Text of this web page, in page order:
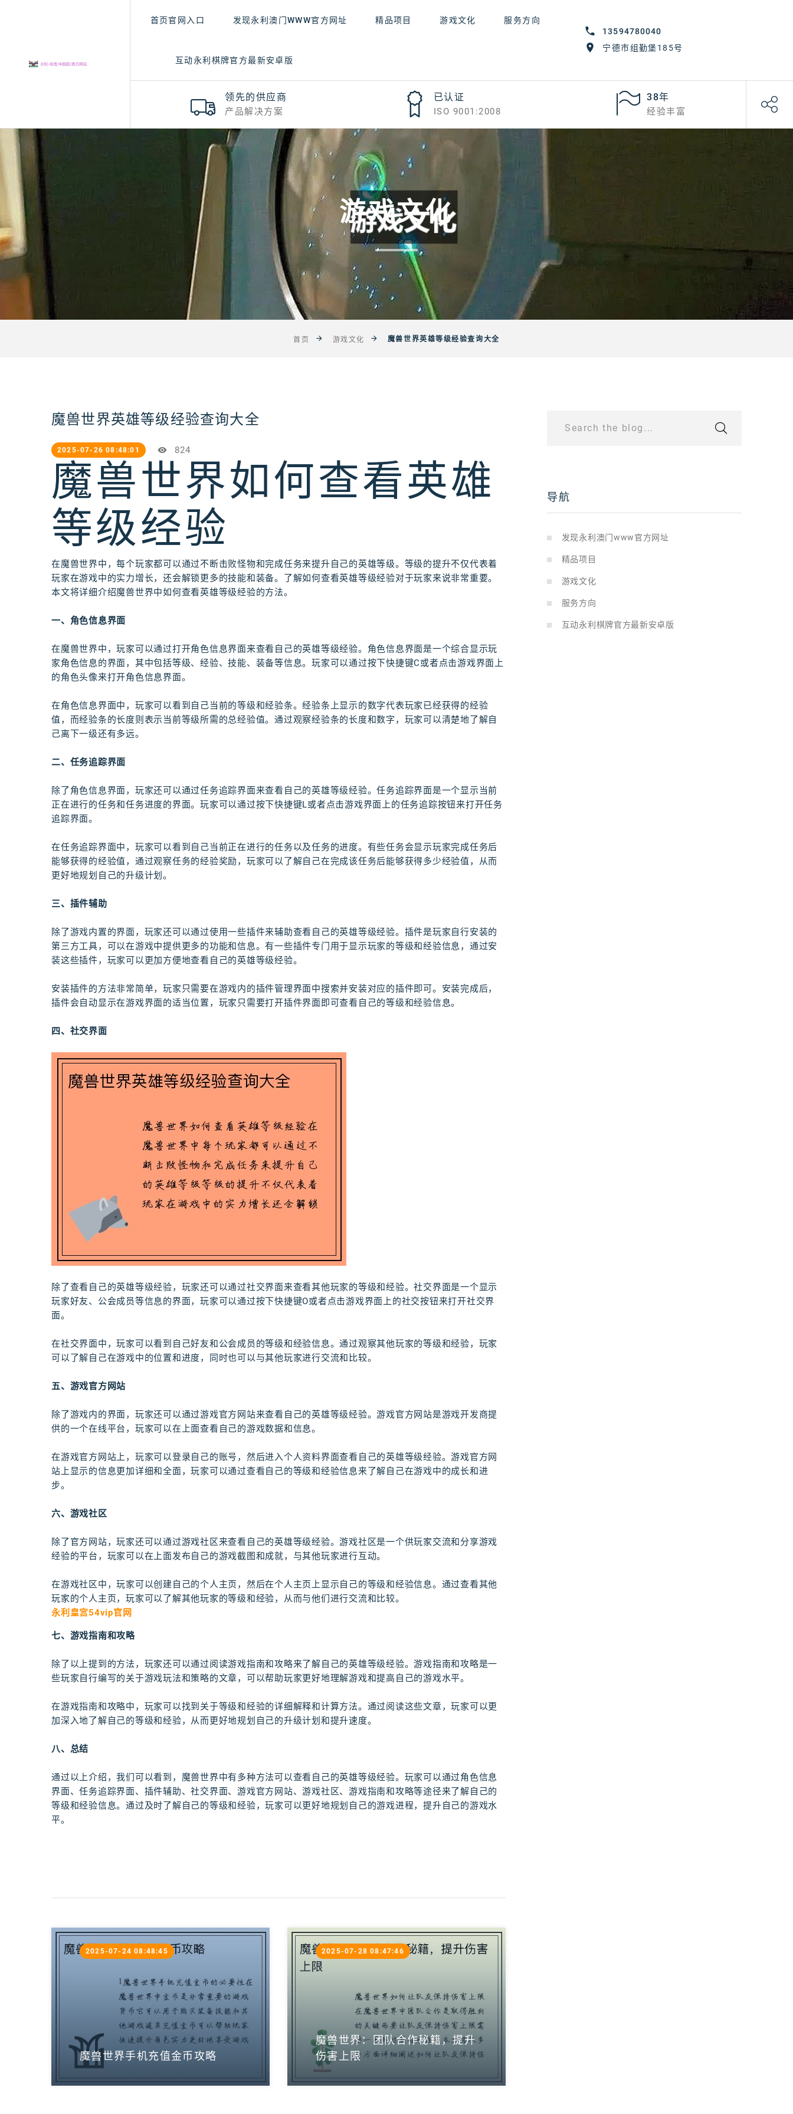
13594780040
宁德市组勤堡185号
首页官网入口 发现永利澳门WWW官方网址 精品项目 游戏文化 服务方向
互动永利棋牌官方最新安卓版
领先的供应商
产品解决方案
已认证
ISO 9001:2008
38年
经验丰富
游戏文化
首页 游戏文化 魔兽世界英雄等级经验查询大全
魔兽世界英雄等级经验查询大全
2025-07-26 08:48:01 824
魔兽世界如何查看英雄
等级经验
在魔兽世界中，每个玩家都可以通过不断击败怪物和完成任务来提升自己的英雄等级。等级的提升不仅代表着
玩家在游戏中的实力增长，还会解锁更多的技能和装备。了解如何查看英雄等级经验对于玩家来说非常重要。
本文将详细介绍魔兽世界中如何查看英雄等级经验的方法。
一、角色信息界面
在魔兽世界中，玩家可以通过打开角色信息界面来查看自己的英雄等级经验。角色信息界面是一个综合显示玩
家角色信息的界面，其中包括等级、经验、技能、装备等信息。玩家可以通过按下快捷键C或者点击游戏界面上
的角色头像来打开角色信息界面。
在角色信息界面中，玩家可以看到自己当前的等级和经验条。经验条上显示的数字代表玩家已经获得的经验
值，而经验条的长度则表示当前等级所需的总经验值。通过观察经验条的长度和数字，玩家可以清楚地了解自
己离下一级还有多远。
二、任务追踪界面
除了角色信息界面，玩家还可以通过任务追踪界面来查看自己的英雄等级经验。任务追踪界面是一个显示当前
正在进行的任务和任务进度的界面。玩家可以通过按下快捷键L或者点击游戏界面上的任务追踪按钮来打开任务
追踪界面。
在任务追踪界面中，玩家可以看到自己当前正在进行的任务以及任务的进度。有些任务会显示玩家完成任务后
能够获得的经验值，通过观察任务的经验奖励，玩家可以了解自己在完成该任务后能够获得多少经验值，从而
更好地规划自己的升级计划。
三、插件辅助
除了游戏内置的界面，玩家还可以通过使用一些插件来辅助查看自己的英雄等级经验。插件是玩家自行安装的
第三方工具，可以在游戏中提供更多的功能和信息。有一些插件专门用于显示玩家的等级和经验信息，通过安
装这些插件，玩家可以更加方便地查看自己的英雄等级经验。
安装插件的方法非常简单，玩家只需要在游戏内的插件管理界面中搜索并安装对应的插件即可。安装完成后，
插件会自动显示在游戏界面的适当位置，玩家只需要打开插件界面即可查看自己的等级和经验信息。
四、社交界面
除了查看自己的英雄等级经验，玩家还可以通过社交界面来查看其他玩家的等级和经验。社交界面是一个显示
玩家好友、公会成员等信息的界面，玩家可以通过按下快捷键O或者点击游戏界面上的社交按钮来打开社交界
面。
在社交界面中，玩家可以看到自己好友和公会成员的等级和经验信息。通过观察其他玩家的等级和经验，玩家
可以了解自己在游戏中的位置和进度，同时也可以与其他玩家进行交流和比较。
五、游戏官方网站
除了游戏内的界面，玩家还可以通过游戏官方网站来查看自己的英雄等级经验。游戏官方网站是游戏开发商提
供的一个在线平台，玩家可以在上面查看自己的游戏数据和信息。
在游戏官方网站上，玩家可以登录自己的账号，然后进入个人资料界面查看自己的英雄等级经验。游戏官方网
站上显示的信息更加详细和全面，玩家可以通过查看自己的等级和经验信息来了解自己在游戏中的成长和进
步。
六、游戏社区
除了官方网站，玩家还可以通过游戏社区来查看自己的英雄等级经验。游戏社区是一个供玩家交流和分享游戏
经验的平台，玩家可以在上面发布自己的游戏截图和成就，与其他玩家进行互动。
在游戏社区中，玩家可以创建自己的个人主页，然后在个人主页上显示自己的等级和经验信息。通过查看其他
玩家的个人主页，玩家可以了解其他玩家的等级和经验，从而与他们进行交流和比较。
永利皇宫54vip官网
七、游戏指南和攻略
除了以上提到的方法，玩家还可以通过阅读游戏指南和攻略来了解自己的英雄等级经验。游戏指南和攻略是一
些玩家自行编写的关于游戏玩法和策略的文章，可以帮助玩家更好地理解游戏和提高自己的游戏水平。
在游戏指南和攻略中，玩家可以找到关于等级和经验的详细解释和计算方法。通过阅读这些文章，玩家可以更
加深入地了解自己的等级和经验，从而更好地规划自己的升级计划和提升速度。
八、总结
通过以上介绍，我们可以看到，魔兽世界中有多种方法可以查看自己的英雄等级经验。玩家可以通过角色信息
界面、任务追踪界面、插件辅助、社交界面、游戏官方网站、游戏社区、游戏指南和攻略等途径来了解自己的
等级和经验信息。通过及时了解自己的等级和经验，玩家可以更好地规划自己的游戏进程，提升自己的游戏水
平。
魔兽世界手机充值金币攻略
2025-07-24 08:48:45
魔兽世界：团队合作秘籍，提升
伤害上限
2025-07-28 08:47:46
Search the blog...
导航
发现永利澳门www官方网址
精品项目
游戏文化
服务方向
互动永利棋牌官方最新安卓版